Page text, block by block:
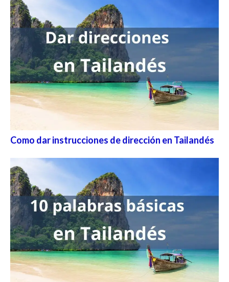
Como dar instrucciones de dirección en Tailandés